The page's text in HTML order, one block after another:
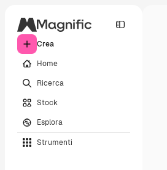
Crea
Home
Ricerca
Stock
Esplora
Strumenti